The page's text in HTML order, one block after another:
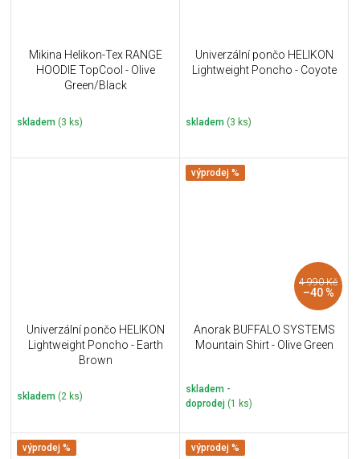
Mikina Helikon-Tex RANGE
HOODIE TopCool - Olive
Green/Black
skladem (3 ks)
Univerzální pončo HELIKON
Lightweight Poncho - Coyote
skladem (3 ks)
Univerzální pončo HELIKON
Lightweight Poncho - Earth
Brown
skladem (2 ks)
výprodej %
4 990 Kč
–40 %
Anorak BUFFALO SYSTEMS
Mountain Shirt - Olive Green
skladem -
doprodej (1 ks)
výprodej % výprodej %